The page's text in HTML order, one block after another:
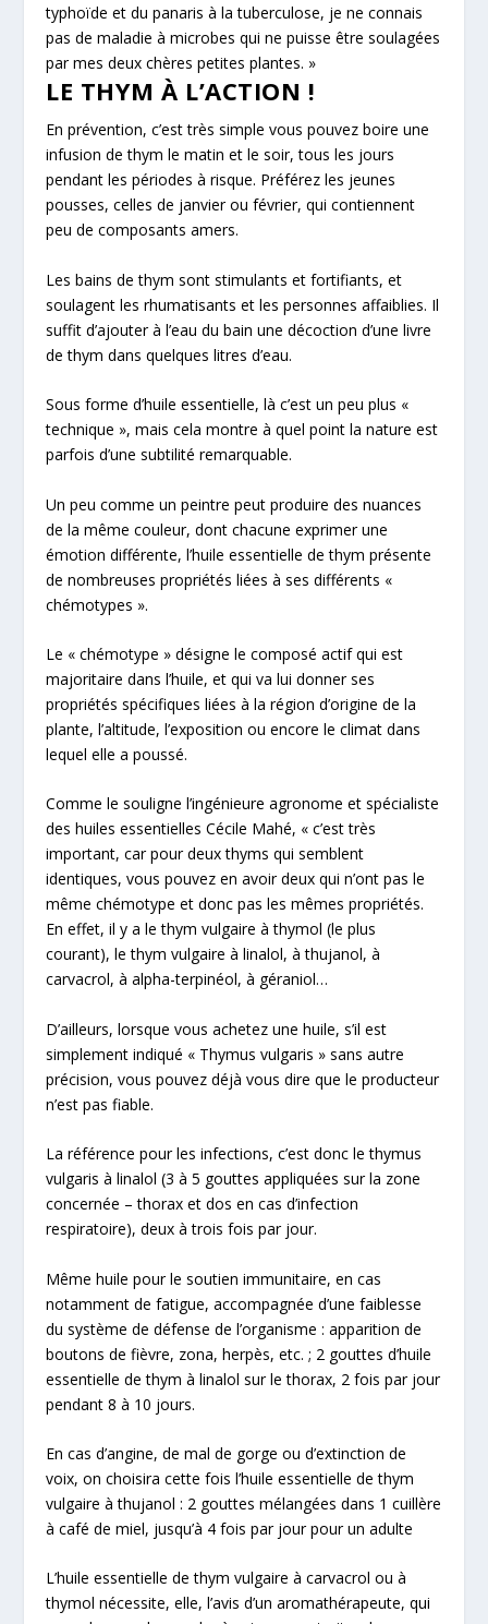
typhoïde et du panaris à la tuberculose, je ne connais
pas de maladie à microbes qui ne puisse être soulagées
par mes deux chères petites plantes. »
LE THYM À L’ACTION !
En prévention, c’est très simple vous pouvezboire une
infusion de thym le matin et le soir, tous les jours
pendant les périodes à risque. Préférez les jeunes
pousses, celles de janvier ou février, qui contiennent
peu de composants amers.
Lesbains de thym sont stimulants et fortifiants, et
soulagent les rhumatisants et les personnes affaiblies. Il
suffit d’ajouter à l’eau du bain une décoctiond’une livre
de thym dans quelques litres d’eau.
Sous forme d’huile essentielle, là c’est un peu plus «
technique », mais cela montre à quel point la nature est
parfois d’une subtilité remarquable.
Un peu comme un peintre peut produire des nuances
de la même couleur, dont chacune exprimer une
émotion différente, l’huile essentielle de thym présente
de nombreuses propriétés liées à ses différents «
chémotypes ».
Le « chémotype » désigne le composé actif qui est
majoritaire dans l’huile, et qui va lui donner ses
propriétés spécifiques liées à la région d’origine de la
plante, l’altitude, l’exposition ou encore le climat dans
lequel elle a poussé.
Comme le souligne l’ingénieure agronome et spécialiste
des huiles essentielles Cécile Mahé, « c’est très
important, car pour deux thyms qui semblent
identiques, vous pouvez en avoir deux qui n’ont pas le
même chémotype et donc pas les mêmes propriétés.
En effet, il y a le thym vulgaire àthymol (le plus
courant), le thym vulgaire àlinalol, àthujanol, à
carvacrol, àalpha-terpinéol, à géraniol…
D’ailleurs, lorsque vous achetez une huile, s’il est
simplement indiqué « Thymus vulgaris » sans autre
précision, vous pouvez déjà vous dire que le producteur
n’est pas fiable.
La référencepour les infections, c’est donc le thymus
vulgaris àlinalol (3 à 5 gouttes appliquées sur la zone
concernée – thorax et dos en cas d’infection
respiratoire), deux à trois fois par jour.
Même huile pour lesoutien immunitaire, en cas
notamment de fatigue, accompagnée d’une faiblesse
du système de défense de l’organisme : apparition de
boutons de fièvre, zona, herpès, etc. ; 2 gouttes d’huile
essentielle dethym à linalolsur le thorax, 2 fois par jour
pendant 8 à 10 jours.
En casd’angine, de mal de gorge ou d’extinction de
voix, on choisira cette fois l’huile essentielle dethym
vulgaire à thujanol: 2 gouttes mélangées dans 1 cuillère
à café de miel, jusqu’à 4 fois par jour pour un adulte
L’huile essentielle de thym vulgaire àcarvacrol ou à
thymol nécessite, elle, l’avis d’un aromathérapeute, qui